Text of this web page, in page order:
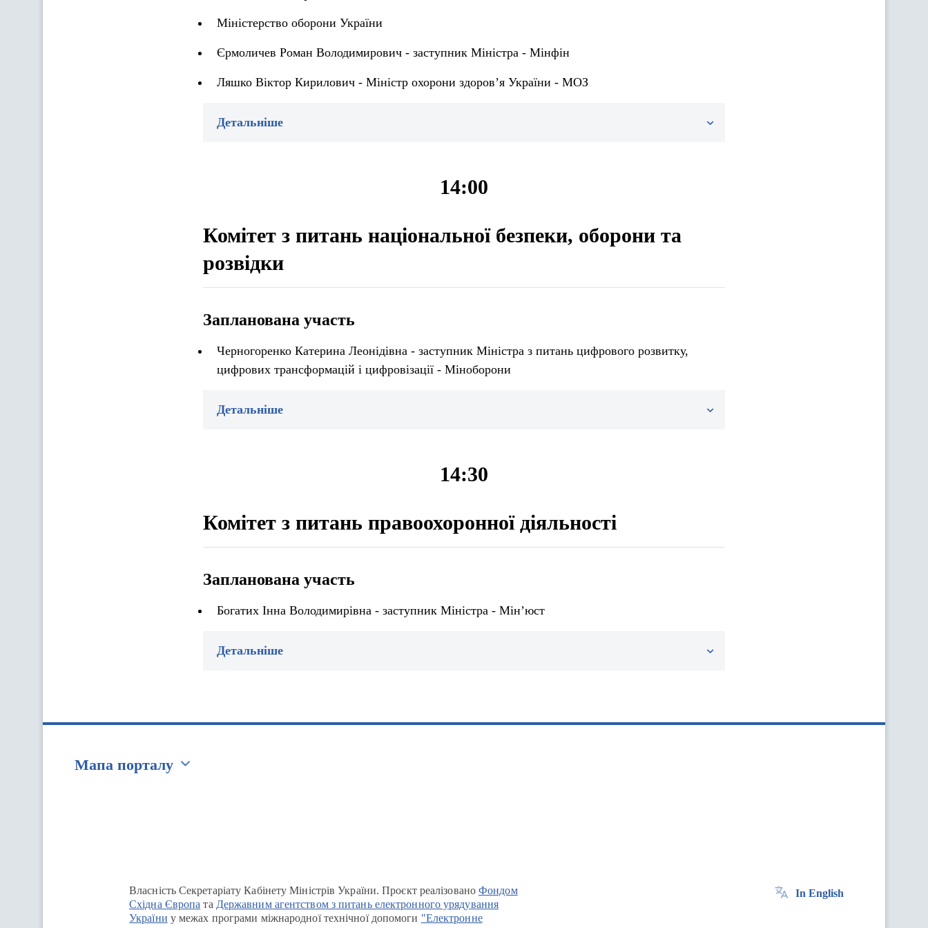
Міністерство оборони України
Єрмоличев Роман Володимирович - заступник Міністра - Мінфін
Ляшко Віктор Кирилович - Міністр охорони здоров’я України - МОЗ
Детальніше
14:00
Комітет з питань національної безпеки, оборони та
розвідки
Запланована участь
Черногоренко Катерина Леонідівна - заступник Міністра з питань цифрового розвитку,
цифрових трансформацій і цифровізації - Міноборони
Детальніше
14:30
Комітет з питань правоохоронної діяльності
Запланована участь
Богатих Інна Володимирівна - заступник Міністра - Мін’юст
Детальніше
Мапа порталу
Власність Секретаріату Кабінету Міністрів України. Проєкт реалізованоФондом
Східна Європа та Державним агентством з питань електронного урядування
України у межах програми міжнародної технічної допомоги "Електронне
In English